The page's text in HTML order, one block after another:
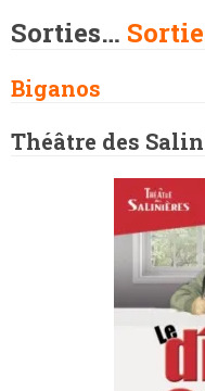
Sorties…
Biganos
Théâtre des